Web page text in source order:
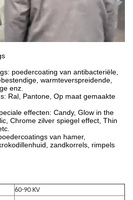
poedercoating van antibacteriële,
warmteverspreidende,
enz.
Ral, Pantone, Op maat gemaakte
effecten: Candy, Glow in the
Chrome zilver spiegel effect, Thin
van hamer,
zandkorrels, rimpels
60-90 KV